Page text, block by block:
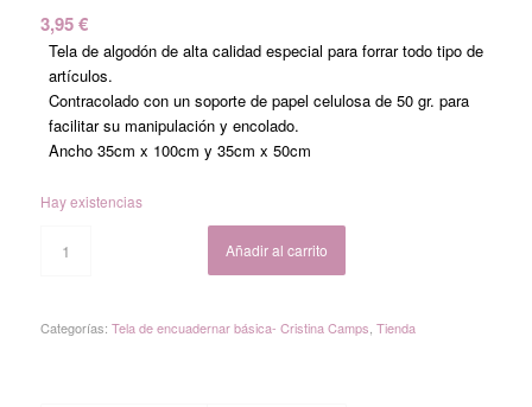
3,95€
Tela de algodón de alta calidad especial para forrar todo tipo de
artículos.
Contracolado con un soporte de papel celulosa de 50 gr. para
facilitar su manipulación y encolado.
Ancho 35cm x 100cm y 35cm x 50cm
Hay existencias
Añadir al carrito
Categorías: Tela de encuadernar básica- Cristina Camps Tienda